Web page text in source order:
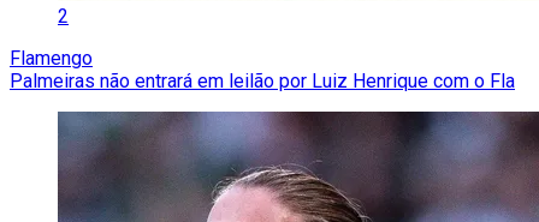
2
Flamengo
Palmeiras não entrará em leilão por Luiz Henrique com o Fla